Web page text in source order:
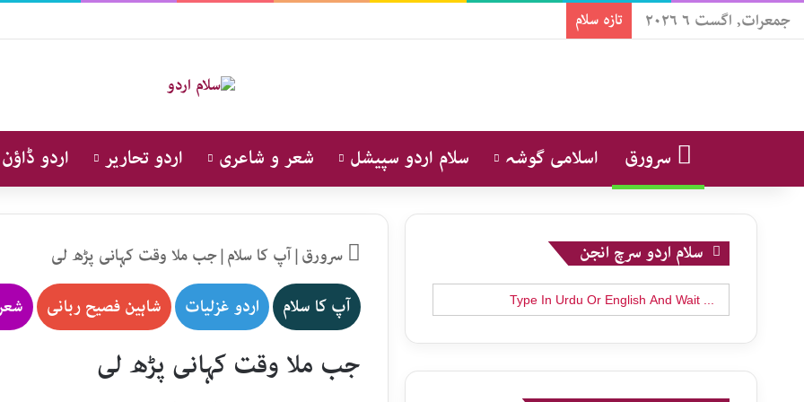
جمعرات, اگست ۶ ۲۰۲۶ تازہ سلام
سرورق اسلامی گوشہ سلام اردو سپیشل شعر و شاعری اردو تحاریر اردو
سرورق|آپ کا سلام|جب ملا وقت کہانی پڑھ لی
آپ کا سلام اردو غزلیات شاہین فصیح ربانی
جب ملا وقت کہانی پڑھ لی
سلام اردو سرچ انجن
Search
for: